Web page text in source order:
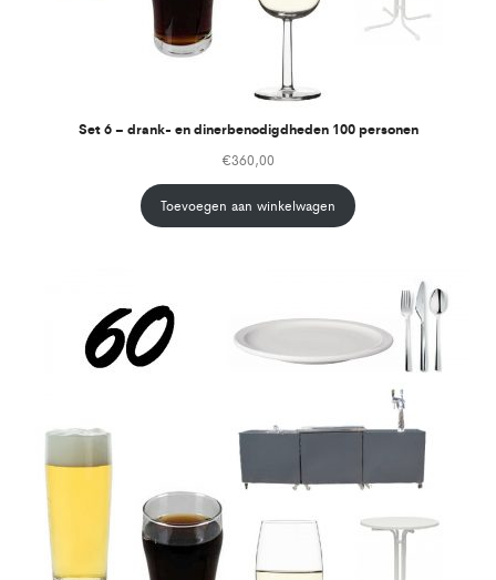
Set 6 – drank- en dinerbenodigdheden 100 personen
€360,00
Toevoegen aan winkelwagen